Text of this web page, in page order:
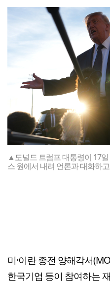
▲도널드 트럼프 대통령이 17
스 원에서 내려 언론과 대화하
미·이란 종전 양해각서
한국기업 등이 참여하는